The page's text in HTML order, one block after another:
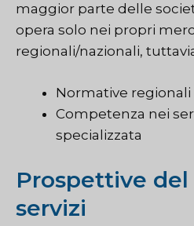
maggior parte delle
opera solo nei propri
regionali/nazionali,
Normative regionali
Competenza nei
specializzata
Prospettive
servizi